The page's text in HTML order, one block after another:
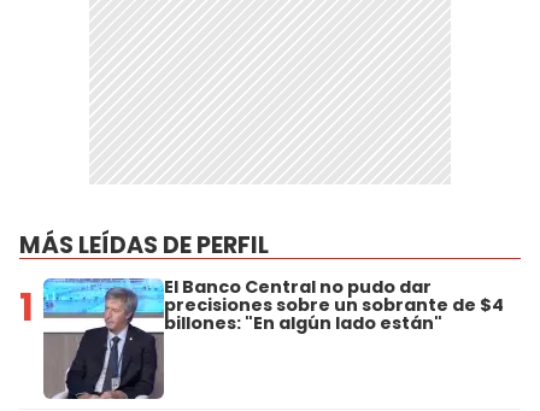
MÁS LEÍDAS DE PERFIL
1 El Banco Central no pudo dar
precisiones sobre un sobrante de $4
billones: "En algún lado están"